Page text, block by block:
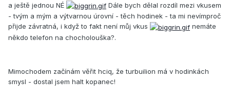
a ještě jednou NÉ
Dále bych dělal rozdíl mezi vkusem
- tvým a mým a výtvarnou úrovní - těch hodinek - ta mi nevímproč
přijde závratná, i když to fakt není můj vkus
nemáte
někdo telefon na chocholouška?.
Mimochodem začínám věřit hciq, že turbuilion má v hodinkách
smysl - dostal jsem halt kopanec!